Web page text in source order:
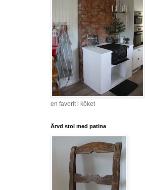
en favorit i köket
Ärvd stol med patina